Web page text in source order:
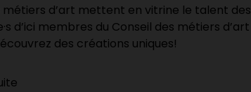
métiers d’art mettent en vitrine le talent des
d’ici membres du Conseil des métiers d’art
des créations uniques!